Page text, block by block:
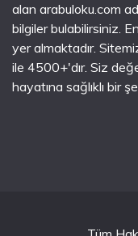
alan arabuloku.com
bilgiler bulabilirsiniz.
yer almaktadır.
ile 4500+'dır. Siz
hayatına sağlıklı bir